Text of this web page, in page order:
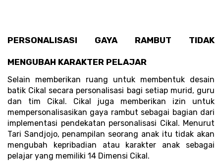
PERSONALISASI GAYA RAMBUT TIDAK
MENGUBAH KARAKTER PELAJAR
Selain memberikan ruang untuk membentuk desain
batik Cikal secara personalisasi bagi setiap murid, guru
dan tim Cikal. Cikal juga memberikan izin untuk
mempersonalisasikan gaya rambut sebagai bagian dari
implementasi pendekatan personalisasi Cikal. Menurut
Tari Sandjojo, penampilan seorang anak itu tidak akan
mengubah kepribadian atau karakter anak sebagai
pelajar yang memiliki 14 Dimensi Cikal.